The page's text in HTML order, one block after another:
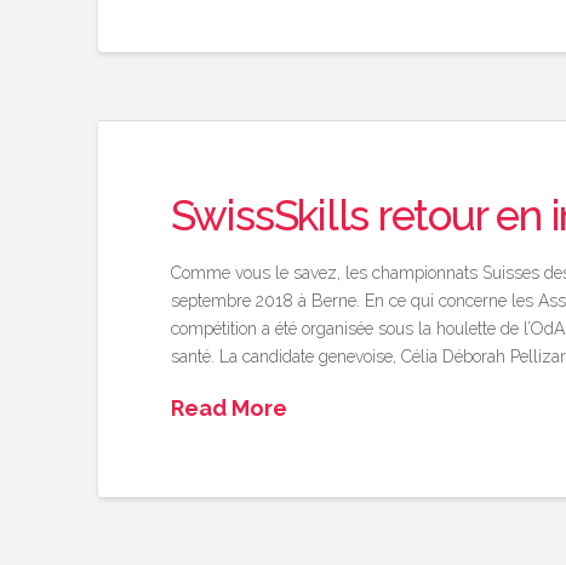
SwissSkills retour en
Comme vous le savez, les championnats Suisses
septembre 2018 à Berne. En ce qui concerne les
compétition a été organisée sous la houlette de
santé. La candidate genevoise, Célia Déborah
Read More